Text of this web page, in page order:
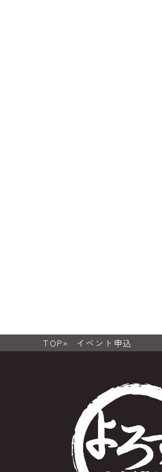
TOP イベント申込